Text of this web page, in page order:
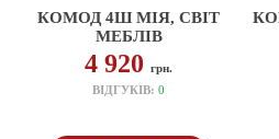
КОМОД 4Ш МІЯ, СВІТ
МЕБЛІВ
4 920грн.
ВІДГУКІВ:0